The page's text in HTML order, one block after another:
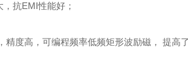
抗EMI性能好；
高，可编程频率低频矩形波励磁， 提高